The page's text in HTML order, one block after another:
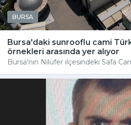
BURSA
Bursa'daki sunrooflu cami
örnekleri arasında yer alıyor
Bursa'nın Nilüfer ilçesindeki Safa